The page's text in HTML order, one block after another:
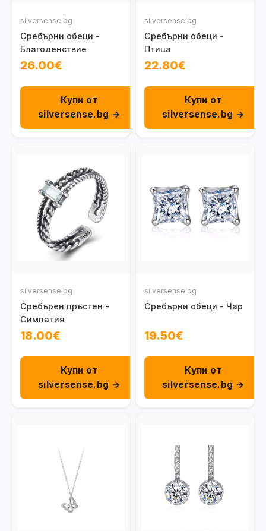
silversense.bg
Сребърни обеци -
Благоденствие
26.00€
Купи от
silversense.bg →
silversense.bg
Сребърни обеци -
Птица
22.80€
Купи от
silversense.bg →
silversense.bg
Сребърен пръстен -
Симпатия
18.00€
Купи от
silversense.bg →
silversense.bg
Сребърни обеци - Чар
19.50€
Купи от
silversense.bg →